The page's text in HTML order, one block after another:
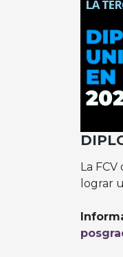
La
lograr